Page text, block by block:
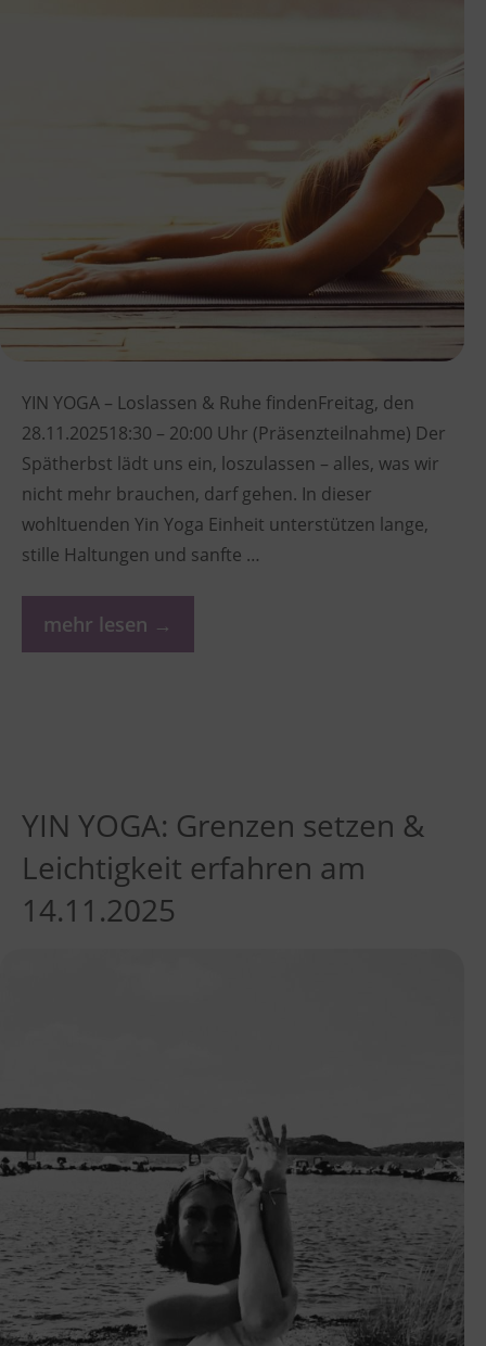
YIN YOGA – Loslassen & Ruhe findenFreitag, den
28.11.202518:30 – 20:00 Uhr (Präsenzteilnahme) Der
Spätherbst lädt uns ein, loszulassen – alles, was wir
nicht mehr brauchen, darf gehen. In dieser
wohltuenden Yin Yoga Einheit unterstützen lange,
stille Haltungen und sanfte …
mehr lesen →
YIN YOGA: Grenzen setzen &
Leichtigkeit erfahren am
14.11.2025